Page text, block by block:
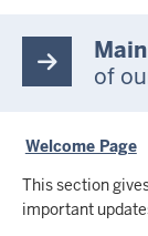
of
Welcome Page
This section
important